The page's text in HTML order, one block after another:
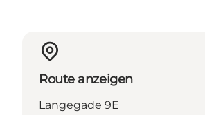
Route anzeigen
Langegade 9E